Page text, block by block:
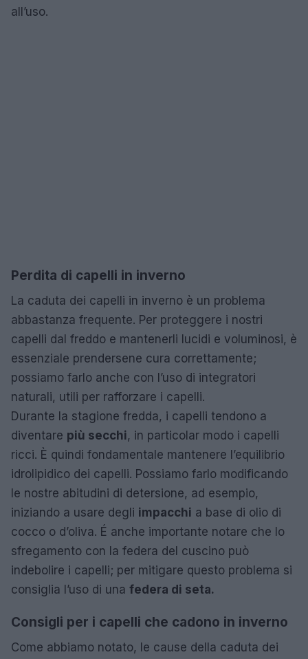
all’uso.
Perdita di capelli in inverno
La caduta dei capelli in inverno è un problema
abbastanza frequente. Per proteggere i nostri
capelli dal freddo e mantenerli lucidi e voluminosi, è
essenziale prendersene cura correttamente;
possiamo farlo anche con l’uso di integratori
naturali, utili per rafforzare i capelli.
Durante la stagione fredda, i capelli tendono a
diventare più secchi, in particolar modo i capelli
ricci. È quindi fondamentale mantenere l’equilibrio
idrolipidico dei capelli. Possiamo farlo modificando
le nostre abitudini di detersione, ad esempio,
iniziando a usare degli impacchi a base di olio di
cocco o d’oliva. É anche importante notare che lo
sfregamento con la federa del cuscino può
indebolire i capelli; per mitigare questo problema si
consiglia l’uso di una federa di seta.
Consigli per i capelli che cadono in inverno
Come abbiamo notato, le cause della caduta dei